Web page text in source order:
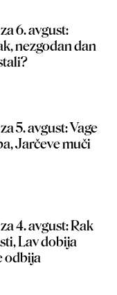
6. avgust:
nezgodan dan
5. avgust: Vage
Jarčeve muči
4. avgust: Rak
Lav dobija
odbija